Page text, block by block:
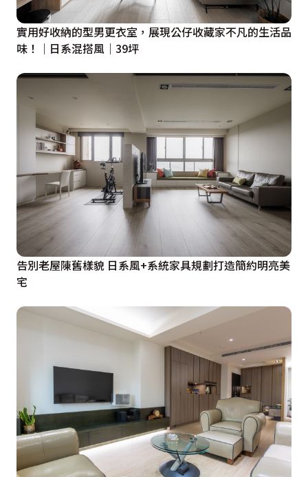
實用好收納的型男更衣室，展現公仔收藏家不凡的生活品
味！｜日系混搭風｜39坪
告別老屋陳舊樣貌 日系風+系統家具規劃打造簡約明亮美
宅